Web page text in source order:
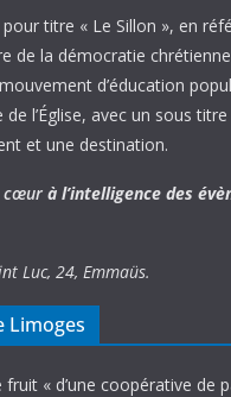
titre « Le Sillon », en
de la démocratie
d’éducation
de l’Église, avec un sous
et une destination.
cœur à l’intelligence des
Luc, 24, Emmaüs.
Limoges
fruit « d’une coopérative de